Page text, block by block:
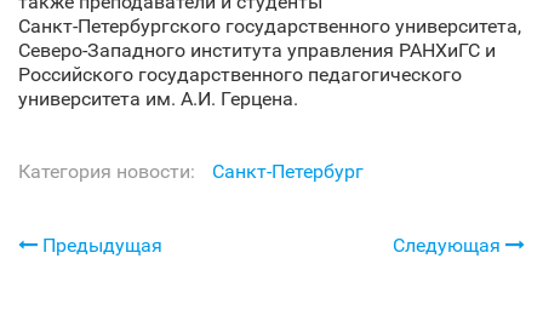
Санкт‑Петербургского государственного университета,
Северо-Западного института управления РАНХиГС и
Российского государственного педагогического
университета им. А.И. Герцена.
Категория новости: Санкт‑Петербург
Предыдущая Следующая